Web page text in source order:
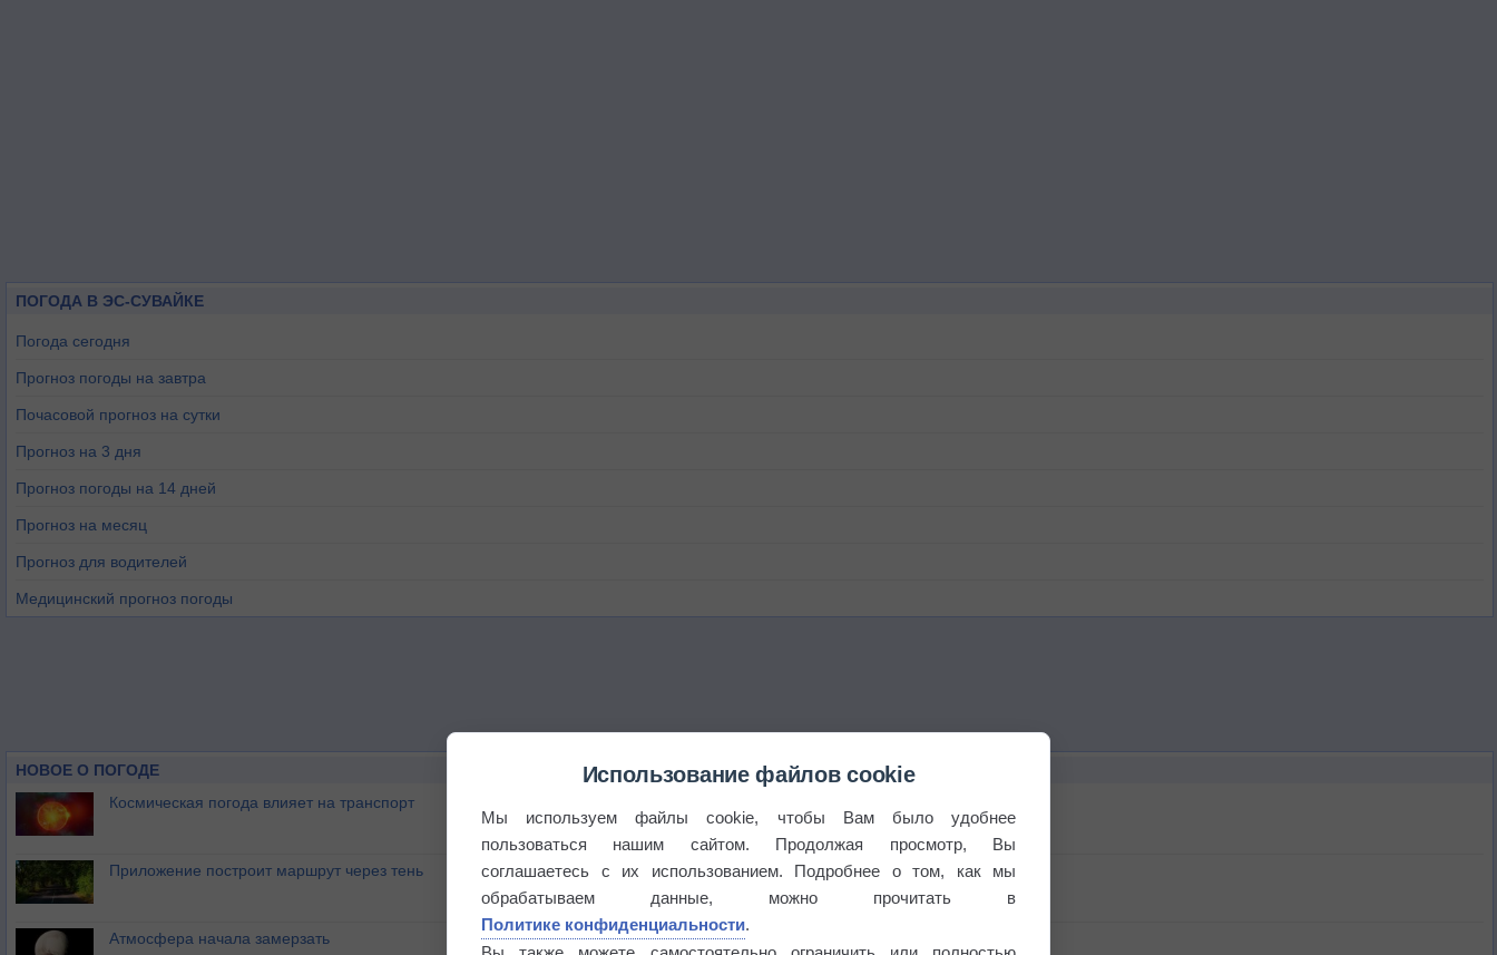
ПОГОДА В ЭС-СУВАЙКЕ
Погода сегодня
Прогноз погоды на завтра
Почасовой прогноз на сутки
Прогноз на 3 дня
Прогноз погоды на 14 дней
Прогноз на месяц
Прогноз для водителей
Медицинский прогноз погоды
НОВОЕ О ПОГОДЕ
Космическая погода влияет на транспорт
Приложение построит маршрут через тень
Атмосфера начала замерзать
Использование файлов cookie
Мы используем файлы cookie, чтобы Вам было удобнее
пользоваться нашим сайтом. Продолжая просмотр, Вы
соглашаетесь с их использованием. Подробнее о том, как мы
обрабатываем данные, можно прочитать в
Политике конфиденциальности.